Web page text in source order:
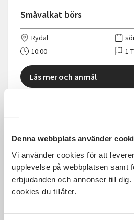
Denna webbplats använder
Vi använder cookies för att
upplevelse på webbplatsen samt
erbjudanden och annonser till
cookies du tillåter.
Småvalkat börs
Rydal
10:00
1
Läs mer och anmäl